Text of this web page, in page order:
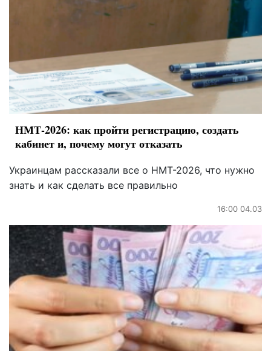
НМТ-2026: как пройти регистрацию, создать
кабинет и, почему могут отказать
Украинцам рассказали все о НМТ-2026, что нужно
знать и как сделать все правильно
16:00 04.03